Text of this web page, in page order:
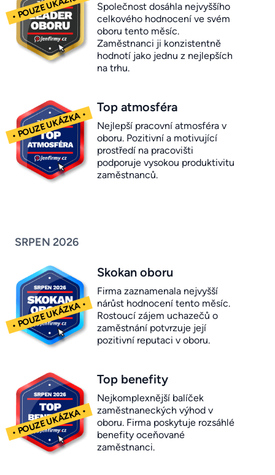
Společnost dosáhla nejvyššího
celkového hodnocení ve svém
oboru tento měsíc.
Zaměstnanci ji konzistentně
hodnotí jako jednu z nejlepších
na trhu.
Top atmosféra
Nejlepší pracovní atmosféra v
oboru. Pozitivní a motivující
prostředí na pracovišti
podporuje vysokou produktivitu
zaměstnanců.
SRPEN 2026
Skokan oboru
Firma zaznamenala nejvyšší
nárůst hodnocení tento měsíc.
Rostoucí zájem uchazečů o
zaměstnání potvrzuje její
pozitivní reputaci v oboru.
Top benefity
Nejkomplexnější balíček
zaměstnaneckých výhod v
oboru. Firma poskytuje rozsáhlé
benefity oceňované
zaměstnanci.